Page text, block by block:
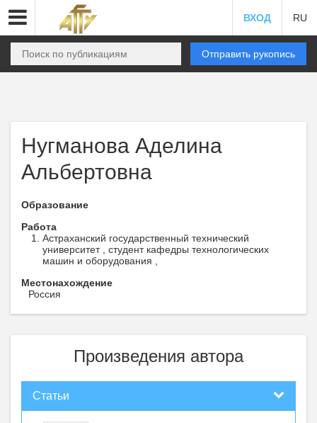
ВХОД RU
Отправить рукопись
Нугманова Аделина
Альбертовна
Образование
Работа
Астраханский государственный технический
университет , студент кафедры технологических
машин и оборудования ,
Местонахождение
Россия
Произведения автора
Статьи